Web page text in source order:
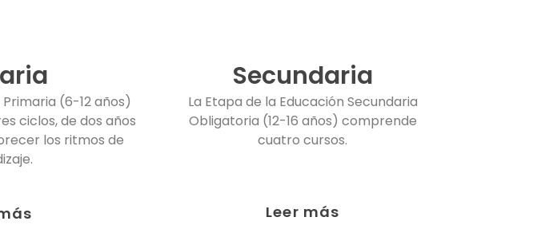
(6-12 años)
ciclos, de dos años
los ritmos de
Secundaria
La Etapa de la Educación Secundaria
Obligatoria (12-16 años) comprende
cuatro cursos.
Leer más